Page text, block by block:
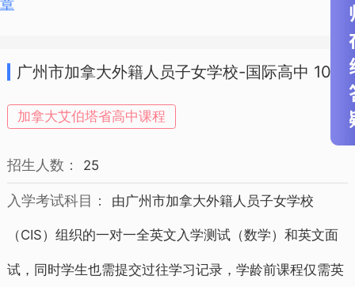
广州市加拿大外籍人员子女学校-国际高中 10-
加拿大艾伯塔省高中课程
招生人数： 25
入学考试科目： 由广州市加拿大外籍人员子女学校
（CIS）组织的一对一全英文入学测试（数学）和英文面
试，同时学生也需提交过往学习记录，学龄前课程仅需英